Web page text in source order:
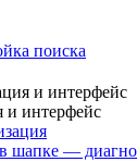
поиска
и интерфейс
и интерфейс
шапке —